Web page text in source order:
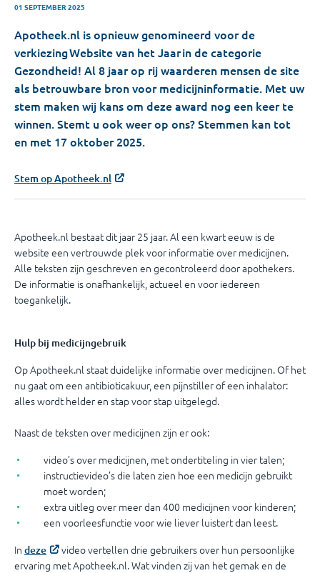
01 SEPTEMBER 2025
Apotheek.nl is opnieuw genomineerd voor de
verkiezing Website van het Jaar in de categorie
Gezondheid! Al 8 jaar op rij waarderen mensen de site
als betrouwbare bron voor medicijninformatie. Met uw
stem maken wij kans om deze award nog een keer te
winnen. Stemt u ook weer op ons? Stemmen kan tot
en met 17 oktober 2025.
Stem op Apotheek.nl
Apotheek.nl bestaat dit jaar 25 jaar. Al een kwart eeuw is de
website een vertrouwde plek voor informatie over medicijnen.
Alle teksten zijn geschreven en gecontroleerd door apothekers.
De informatie is onafhankelijk, actueel en voor iedereen
toegankelijk.
Hulp bij medicijngebruik
Op Apotheek.nl staat duidelijke informatie over medicijnen. Of het
nu gaat om een antibioticakuur, een pijnstiller of een inhalator:
alles wordt helder en stap voor stap uitgelegd.
Naast de teksten over medicijnen zijn er ook:
video’s over medicijnen, met ondertiteling in vier talen;
instructievideo’s die laten zien hoe een medicijn gebruikt
moet worden;
extra uitleg over meer dan 400 medicijnen voor kinderen;
een voorleesfunctie voor wie liever luistert dan leest.
In deze
video vertellen drie gebruikers over hun persoonlijke
ervaring met Apotheek.nl. Wat vinden zij van het gemak en de